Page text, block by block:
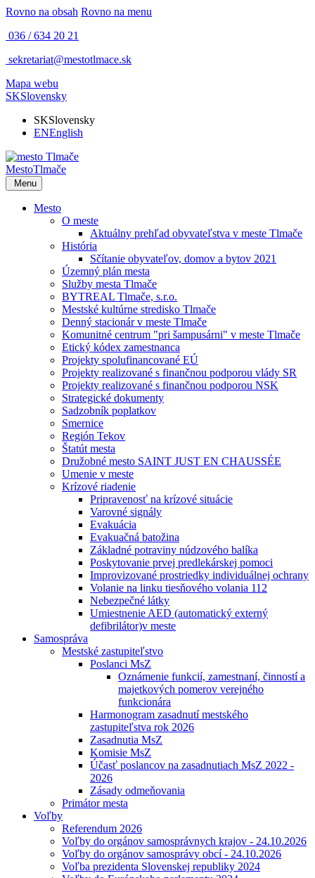
Rovno na obsah Rovno na menu
036 / 634 20 21
sekretariat@mestotlmace.sk
Mapa webu
SKSlovensky
SKSlovensky
ENEnglish
MestoTlmače
Menu
Mesto
O meste
Aktuálny prehľad obyvateľstva v meste Tlmače
História
Sčítanie obyvateľov, domov a bytov 2021
Územný plán mesta
Služby mesta Tlmače
BYTREAL Tlmače, s.r.o.
Mestské kultúrne stredisko Tlmače
Denný stacionár v meste Tlmače
Komunitné centrum "pri šampusárni" v meste Tlmače
Etický kódex zamestnanca
Projekty spolufinancované EÚ
Projekty realizované s finančnou podporou vlády SR
Projekty realizované s finančnou podporou NSK
Strategické dokumenty
Sadzobník poplatkov
Smernice
Región Tekov
Štatút mesta
Družobné mesto SAINT JUST EN CHAUSSÉE
Umenie v meste
Krízové riadenie
Pripravenosť na krízové situácie
Varovné signály
Evakuácia
Evakuačná batožina
Základné potraviny núdzového balíka
Poskytovanie prvej predlekárskej pomoci
Improvizované prostriedky individuálnej ochrany
Volanie na linku tiesňového volania 112
Nebezpečné látky
Umiestnenie AED (automatický externý
defibrilátor)v meste
Samospráva
Mestské zastupiteľstvo
Poslanci MsZ
Oznámenie funkcií, zamestnaní, činností a
majetkových pomerov verejného
funkcionára
Harmonogram zasadnutí mestského
zastupiteľstva rok 2026
Zasadnutia MsZ
Komisie MsZ
Účasť poslancov na zasadnutiach MsZ 2022 -
2026
Zásady odmeňovania
Primátor mesta
Voľby
Referendum 2026
Voľby do orgánov samosprávnych krajov - 24.10.2026
Voľby do orgánov samosprávy obcí - 24.10.2026
Voľba prezidenta Slovenskej republiky 2024